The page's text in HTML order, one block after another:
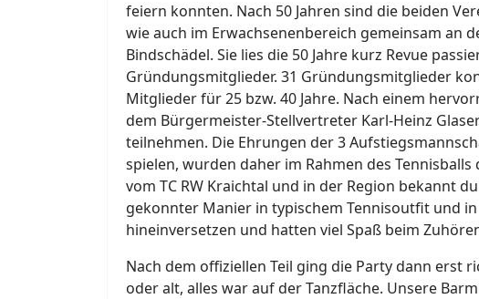
feiern konnten. Nach 50 Jahren sind die beiden
wie auch im Erwachsenenbereich gemeinsam an
Bindschädel. Sie lies die 50 Jahre kurz Revue
Gründungsmitglieder. 31 Gründungsmitglieder
Mitglieder für 25 bzw. 40 Jahre. Nach einem
dem Bürgermeister-Stellvertreter Karl-Heinz
teilnehmen. Die Ehrungen der 3
spielen, wurden daher im Rahmen des
vom TC RW Kraichtal und in der Region bekannt
gekonnter Manier in typischem Tennisoutfit und
hineinversetzen und hatten viel Spaß beim
Nach dem offiziellen Teil ging die Party dann erst
oder alt, alles war auf der Tanzfläche. Unsere